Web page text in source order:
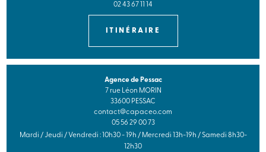
02 43 67 11 14
ITINÉRAIRE
Agence de Pessac
7 rue Léon MORIN
33600 PESSAC
contact@capaceo.com
05 56 29 00 73
Mardi / Jeudi / Vendredi : 10h30 - 19h / Mercredi 13h-19h / Samedi 8h30-
12h30